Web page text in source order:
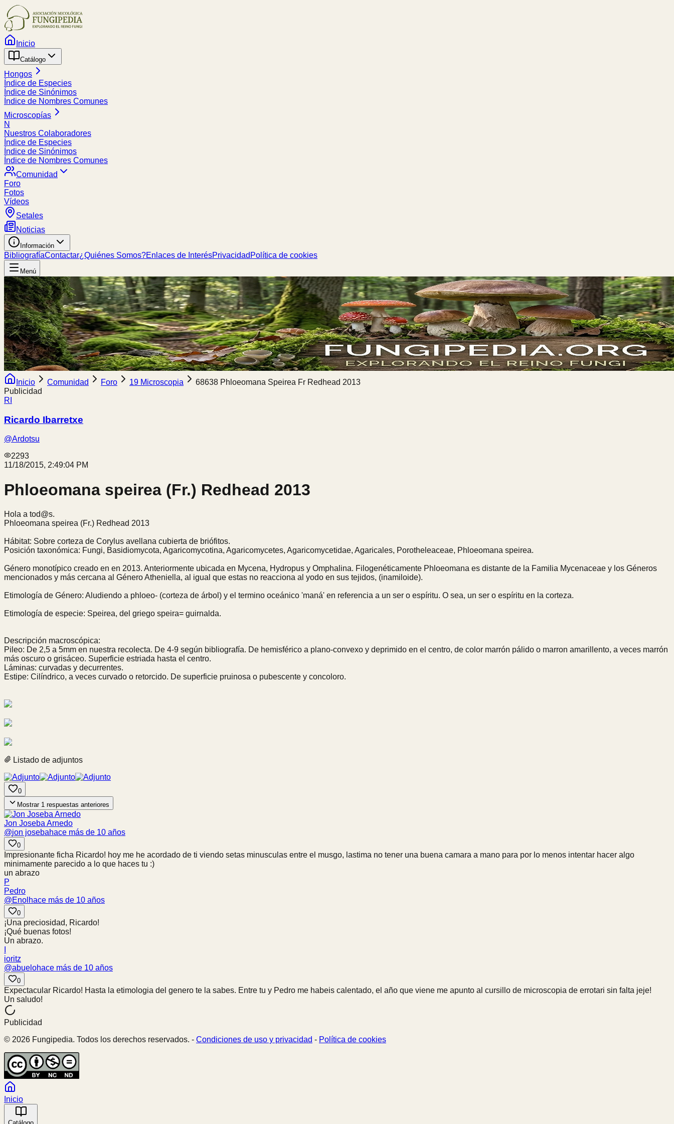
Inicio
Catálogo
Hongos
Índice de Especies
Índice de Sinónimos
Índice de Nombres Comunes
Microscopías
N
Nuestros Colaboradores
Índice de Especies
Índice de Sinónimos
Índice de Nombres Comunes
Comunidad
Foro
Fotos
Vídeos
Setales
Noticias
Información
BibliografíaContactar¿Quiénes Somos?Enlaces de InterésPrivacidad Política de cookies
Menú
Inicio Comunidad Foro 19 Microscopia
68638 Phloeomana Speirea Fr Redhead 2013
Publicidad
RI
Ricardo Ibarretxe
@Ardotsu
2293
11/18/2015, 2:49:04 PM
Phloeomana speirea (Fr.) Redhead 2013
Hola a tod@s.
Phloeomana speirea (Fr.) Redhead 2013
Hábitat: Sobre corteza de Corylus avellana cubierta de briófitos.
Posición taxonómica: Fungi, Basidiomycota, Agaricomycotina, Agaricomycetes, Agaricomycetidae, Agaricales, Porotheleaceae, Phloeomana speirea.
Género monotípico creado en en 2013. Anteriormente ubicada en Mycena, Hydropus y Omphalina. Filogenéticamente Phloeomana es distante de la Familia Mycenaceae y los Géneros
mencionados y más cercana al Género Atheniella, al igual que estas no reacciona al yodo en sus tejidos, (inamiloide).
Etimología de Género: Aludiendo a phloeo- (corteza de árbol) y el termino oceánico 'maná' en referencia a un ser o espíritu. O sea, un ser o espíritu en la corteza.
Etimología de especie: Speirea, del griego speira= guirnalda.
Descripción macroscópica:
Pileo: De 2,5 a 5mm en nuestra recolecta. De 4-9 según bibliografía. De hemisférico a plano-convexo y deprimido en el centro, de color marrón pálido o marron amarillento, a veces marrón
más oscuro o grisáceo. Superficie estriada hasta el centro.
Láminas: curvadas y decurrentes.
Estipe: Cilíndrico, a veces curvado o retorcido. De superficie pruinosa o pubescente y concoloro.
Listado de adjuntos
0
Mostrar 1 respuestas anteriores
Jon Joseba Arnedo
@jon josebahace más de 10 años
0
Impresionante ficha Ricardo! hoy me he acordado de ti viendo setas minusculas entre el musgo, lastima no tener una buena camara a mano para por lo menos intentar hacer algo
minimamente parecido a lo que haces tu :)
un abrazo
P
Pedro
@Enol hace más de 10 años
0
¡Una preciosidad, Ricardo!
¡Qué buenas fotos!
Un abrazo.
ioritz
@abuelohace más de 10 años
0
Expectacular Ricardo! Hasta la etimologia del genero te la sabes. Entre tu y Pedro me habeis calentado, el año que viene me apunto al cursillo de microscopia de errotari sin falta jeje!
Un saludo!
Publicidad
© 2026 Fungipedia. Todos los derechos reservados. - Condiciones de uso y privacidad - Política de cookies
Inicio